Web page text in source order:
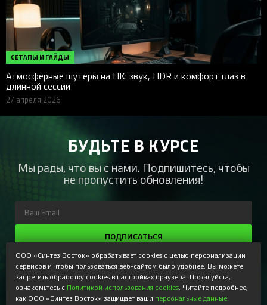
СЕТАПЫ И ГАЙДЫ
Атмосферные шутеры на ПК: звук, HDR и комфорт глаз в
длинной сессии
27 апреля 2026
БУДЬТЕ В КУРСЕ
Мы рады, что вы с нами. Подпишитесь, чтобы
не пропустить обновления!
ПОДПИСАТЬСЯ
Регистрируясь, Вы соглашаетесь получать наши
информационные рассылки и специальные предложения,
доступные только для подписчиков. Ознакомьтесь с нашей
Политикой конфиденциальности
ООО «Синтез Восток» обрабатывает cookies с целью персонализации
сервисов и чтобы пользоваться веб-сайтом было удобнее. Вы можете
запретить обработку cookies в настройках браузера. Пожалуйста,
ознакомьтесь с Политикой использования cookies . Читайте подробнее,
как ООО «Синтез Восток» защищает ваши персональные данные